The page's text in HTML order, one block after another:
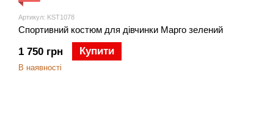
Артикул: KST1078
Спортивний костюм для дівчинки Марго зелений
1 750 грн Купити
В наявності